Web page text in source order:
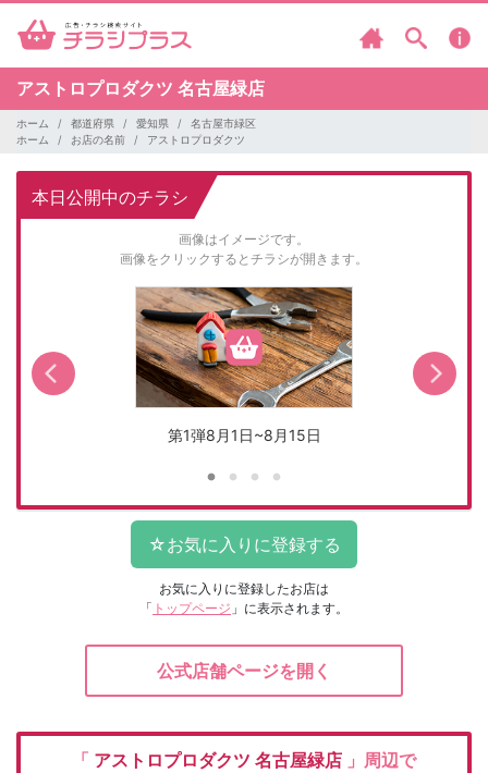
アストロプロダクツ 名古屋緑店
ホーム 都道府県 愛知県
名古屋市緑区
ホーム
お店の名前 アストロプロダクツ
本日公開中のチラシ
画像はイメージです。
画像をクリックするとチラシが開きます。
第1弾8月1日~8月15日
お気に入りに登録したお店は
「 トップページ 」に表示されます。
公式店舗ページを開く
「 アストロプロダクツ 名古屋緑店 」周辺で